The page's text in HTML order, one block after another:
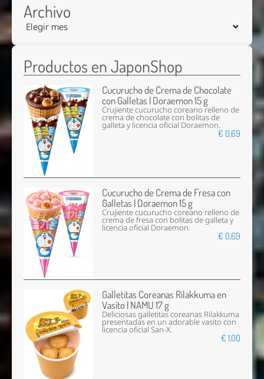
Archivo
Productos en JaponShop
Cucurucho de Crema de Chocolate
con Galletas | Doraemon 15 g
Crujiente cucurucho coreano relleno de
crema de chocolate con bolitas de
galleta y licencia oficial Doraemon.
€ 0,69
Cucurucho de Crema de Fresa con
Galletas | Doraemon 15 g
Crujiente cucurucho coreano relleno de
crema de fresa con bolitas de galleta y
licencia oficial Doraemon.
€ 0,69
Galletitas Coreanas Rilakkuma en
Vasito | NAMU 17 g
Deliciosas galletitas coreanas Rilakkuma
presentadas en un adorable vasito con
licencia oficial San-X.
€ 1,00